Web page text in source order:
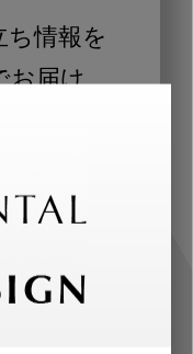
ち情報を
お届け
科医師、歯
合わせた内
けします。